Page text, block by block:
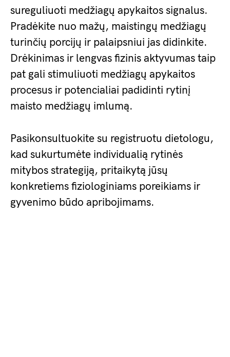
sureguliuoti medžiagų apykaitos signalus.
Pradėkite nuo mažų, maistingų medžiagų
turinčių porcijų ir palaipsniui jas didinkite.
Drėkinimas ir lengvas fizinis aktyvumas taip
pat gali stimuliuoti medžiagų apykaitos
procesus ir potencialiai padidinti rytinį
maisto medžiagų imlumą.
Pasikonsultuokite su registruotu dietologu,
kad sukurtumėte individualią rytinės
mitybos strategiją, pritaikytą jūsų
konkretiems fiziologiniams poreikiams ir
gyvenimo būdo apribojimams.